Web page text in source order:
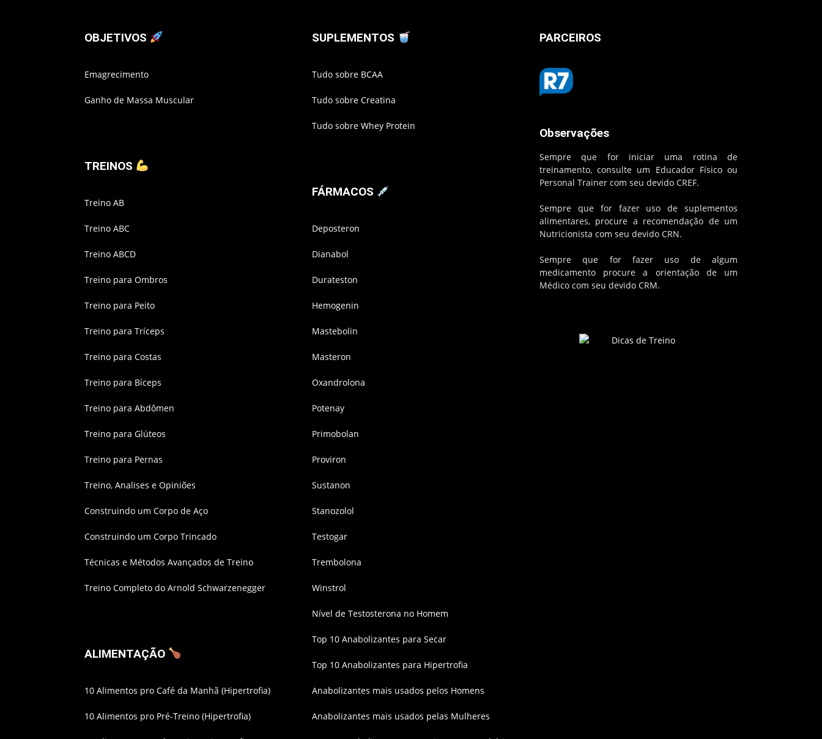
OBJETIVOS
Emagrecimento
Ganho de Massa Muscular
TREINOS
Treino AB
Treino ABC
Treino ABCD
Treino para Ombros
Treino para Peito
Treino para Tríceps
Treino para Costas
Treino para Bíceps
Treino para Abdômen
Treino para Glúteos
Treino para Pernas
Treino, Analises e Opiniões
Construindo um Corpo de Aço
Construindo um Corpo Trincado
Técnicas e Métodos Avançados de Treino
Treino Completo do Arnold Schwarzenegger
ALIMENTAÇÃO
10 Alimentos pro Café da Manhã (Hipertrofia)
10 Alimentos pro Pré-Treino (Hipertrofia)
SUPLEMENTOS
Tudo sobre BCAA
Tudo sobre Creatina
Tudo sobre Whey Protein
FÁRMACOS
Deposteron
Dianabol
Durateston
Hemogenin
Mastebolin
Masteron
Oxandrolona
Potenay
Primobolan
Proviron
Sustanon
Stanozolol
Testogar
Trembolona
Winstrol
Nível de Testosterona no Homem
Top 10 Anabolizantes para Secar
Top 10 Anabolizantes para Hipertrofia
Anabolizantes mais usados pelos Homens
Anabolizantes mais usados pelas Mulheres
PARCEIROS
Observações
Sempre que for iniciar uma rotina de
treinamento, consulte um Educador Físico ou
Personal Trainer com seu devido CREF.
Sempre que for fazer uso de suplementos
alimentares, procure a recomendação de um
Nutricionista com seu devido CRN.
Sempre que for fazer uso de algum
medicamento procure a orientação de um
Médico com seu devido CRM.